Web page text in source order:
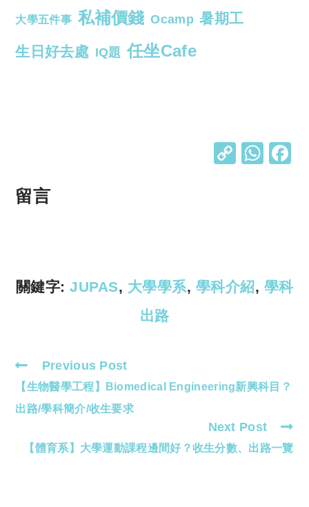
大學五件事 私補價錢 Ocamp 暑期工
生日好去處 IQ題 任坐Cafe
C
k
W
p
留言
關鍵字: JUPAS, 大學學系, 學科介紹, 學科
出路
Read
more
articles
Previous Post
【生物醫學工程】Biomedical Engineering新興科目？
出路/學科簡介/收生要求
Next Post
【體育系】大學運動課程邊間好？收生分數、出路一覽